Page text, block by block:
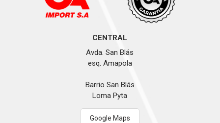
CENTRAL
Avda. San Blás
esq. Amapola
Barrio San Blás
Loma Pyta
Google Maps